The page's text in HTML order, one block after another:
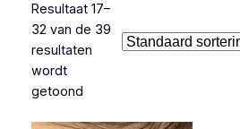
Resultaat 17–
32 van de 39
resultaten
wordt
getoond